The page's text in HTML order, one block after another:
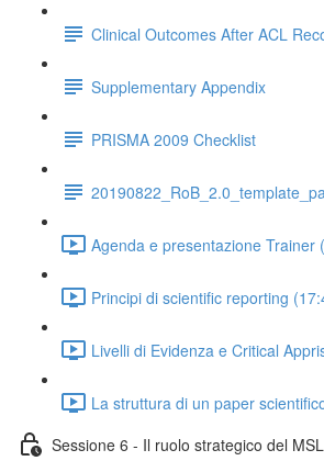
Clinical Outcomes After ACL
Supplementary Appendix
PRISMA 2009 Checklist
Agenda e presentazione Trainer
Principi di scientific reporting
Livelli di Evidenza e Critical
La struttura di un paper
Sessione 6 - Il ruolo strategico del